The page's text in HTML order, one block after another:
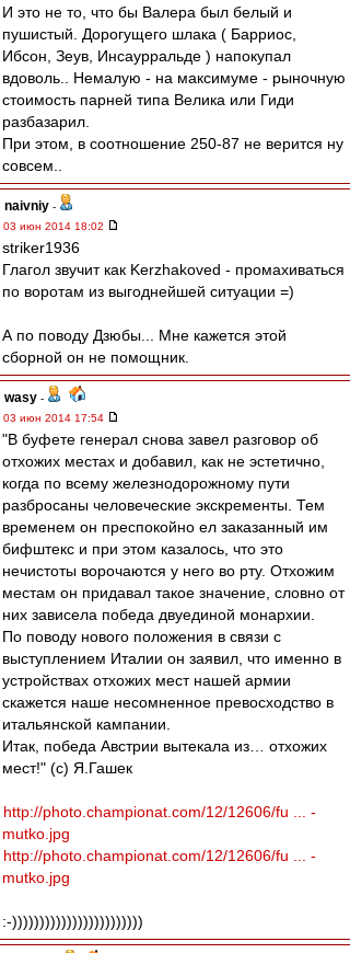
И это не то, что бы Валера был белый и
пушистый. Дорогущего шлака ( Барриос,
Ибсон, Зеув, Инсаурральде ) напокупал
вдоволь.. Немалую - на максимуме - рыночную
стоимость парней типа Велика или Гиди
разбазарил.
При этом, в соотношение 250-87 не верится ну
совсем..
naivniy -
03 июн 2014 18:02
striker1936
Глагол звучит как Kerzhakoved - промахиваться
по воротам из выгоднейшей ситуации =)
А по поводу Дзюбы... Мне кажется этой
сборной он не помощник.
wasy -
03 июн 2014 17:54
"В буфете генерал снова завел разговор об
отхожих местах и добавил, как не эстетично,
когда по всему железнодорожному пути
разбросаны человеческие экскременты. Тем
временем он преспокойно ел заказанный им
бифштекс и при этом казалось, что это
нечистоты ворочаются у него во рту. Отхожим
местам он придавал такое значение, словно от
них зависела победа двуединой монархии.
По поводу нового положения в связи с
выступлением Италии он заявил, что именно в
устройствах отхожих мест нашей армии
скажется наше несомненное превосходство в
итальянской кампании.
Итак, победа Австрии вытекала из… отхожих
мест!" (с) Я.Гашек
http://photo.championat.com/12/12606/fu ... -
mutko.jpg
http://photo.championat.com/12/12606/fu ... -
mutko.jpg
:-))))))))))))))))))))))))